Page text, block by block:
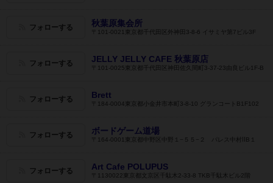
フォローする 秋葉原集会所
〒101-0021東京都千代田区外神田3-8-6 イサミヤ第7ビル3F
フォローする JELLY JELLY CAFE 秋葉原店
〒101-0025東京都千代田区神田佐久間町3-37-23由良ビル1F-B
フォローする Brett
〒184-0004東京都小金井市本町3-8-10 グランコートB1F102
フォローする ボードゲーム道場
〒164-0001東京都中野区中野１−５５−２ パレス中村ⅡB１
フォローする Art Cafe POLUPUS
〒1130022東京都文京区千駄木2-33-8 TKB千駄木ビル2階